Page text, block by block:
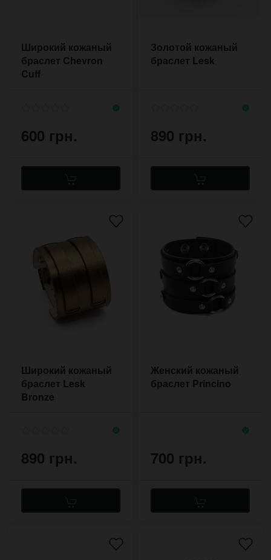
Широкий кожаный
браслет Chevron
Cuff
600 грн.
Золотой кожаный
браслет Lesk
890 грн.
Широкий кожаный
браслет Lesk
Bronze
890 грн.
Женский кожаный
браслет Princino
700 грн.